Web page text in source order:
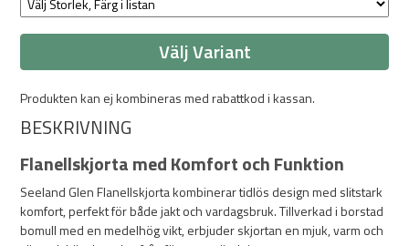
Välj Variant
Produkten kan ej kombineras med rabattkod i kassan.
BESKRIVNING
Flanellskjorta med Komfort och Funktion
Seeland Glen Flanellskjorta kombinerar tidlös design med slitstark
komfort, perfekt för både jakt och vardagsbruk. Tillverkad i borstad
bomull med en medelhög vikt, erbjuder skjortan en mjuk, varm och